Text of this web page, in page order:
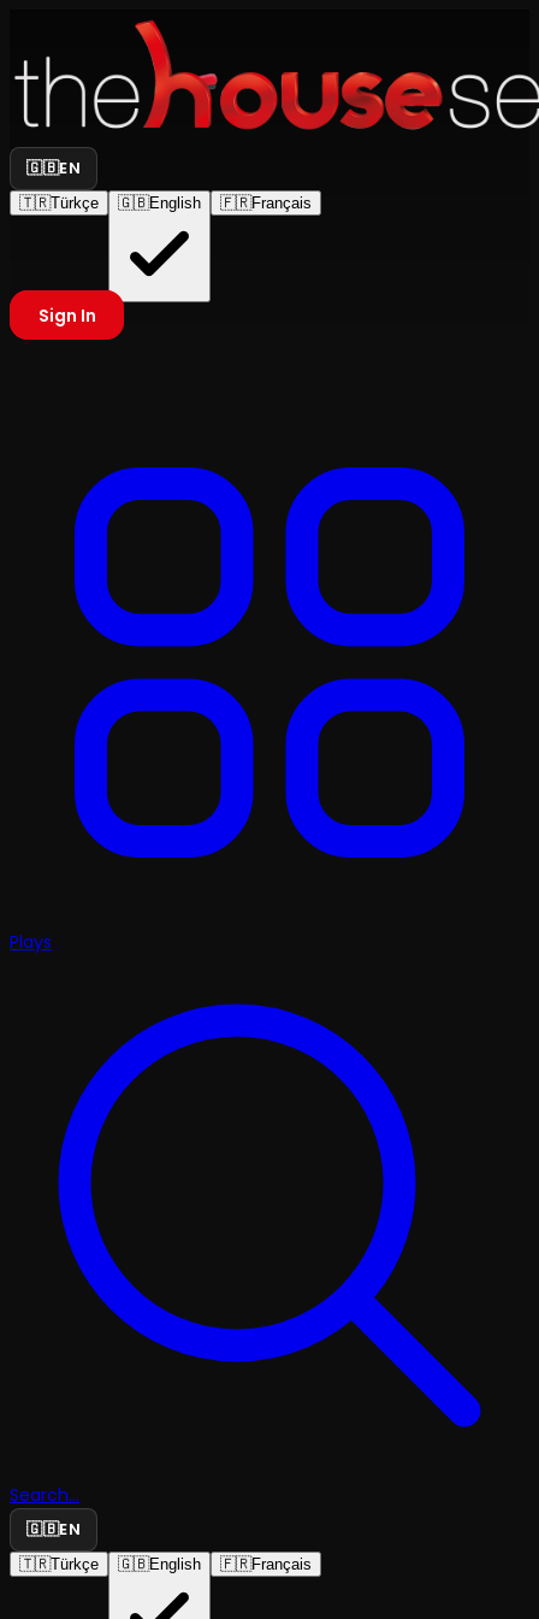
🇬🇧EN
🇹🇷Türkçe 🇬🇧English 🇫🇷Français
Sign In
Plays
Search...
🇬🇧EN
🇹🇷Türkçe 🇬🇧English 🇫🇷Français